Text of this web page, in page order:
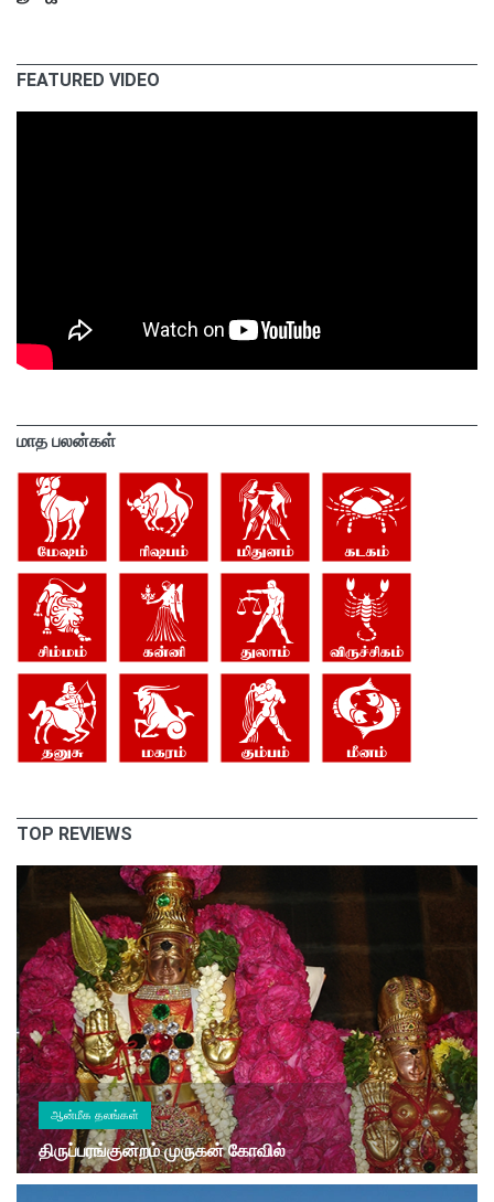
FEATURED VIDEO
மாத பலன்கள்
TOP REVIEWS
ஆன்மீக தலங்கள்
திருப்பரங்குன்றம் முருகன் கோவில்